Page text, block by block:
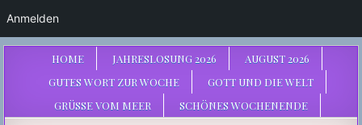
HOME JAHRESLOSUNG 2026
AUGUST 2026
GUTES WORT ZUR WOCHE
GOTT UND DIE WELT
GRÜSSE VOM MEER
SCHÖNES WOCHENENDE
Anmelden